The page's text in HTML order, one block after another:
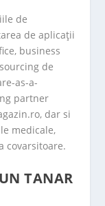
de
de aplicaţii
business
de
as-a-
partner
dar si
medicale,
covarsitoare.
TANAR